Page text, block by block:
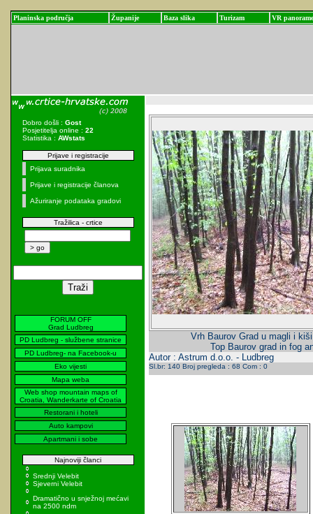
Planinska područja Županije Baza slika Turizam VR panorame
Dobro došli : Gost
Posjetitelja online : 22
Statistika : AWstats
Prijave i registracije
Prijava suradnika
Prijave i registracije članova
Ažuriranje podataka gradovi
Tražilica - crtice
FORUM OFF
Grad Ludbreg
PD Ludbreg - službene stranice
PD Ludbreg- na Facebook-u
Eko vijesti
Mapa weba
Web shop mountain maps of
Croatia, Wanderkarte of Croatia
Restorani i hoteli
Auto kampovi
Apartmani i sobe
Najnoviji članci
Srednji Velebit
Sjeverni Velebit
Dramatično u snježnoj mećavi
na 2500 ndm
Vrh Baurov Grad u magli i
Top Baurov grad in fog
Autor : Astrum d.o.o. - Ludbreg
Sl.br: 140 Broj pregleda : 68 Com : 0